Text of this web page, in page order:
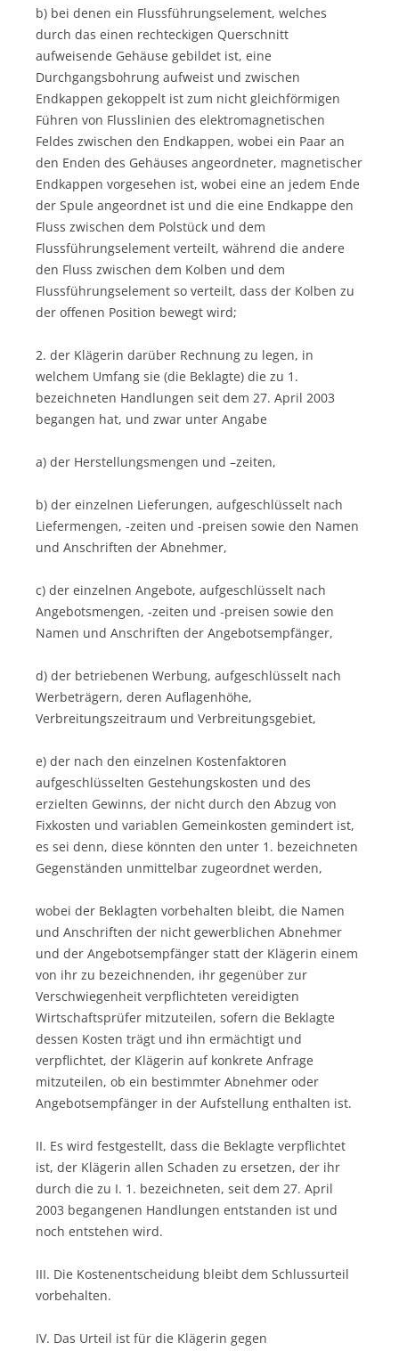
b) bei denen ein Flussführungselement, welches
durch das einen rechteckigen Querschnitt
aufweisende Gehäuse gebildet ist, eine
Durchgangsbohrung aufweist und zwischen
Endkappen gekoppelt ist zum nicht gleichförmigen
Führen von Flusslinien des elektromagnetischen
Feldes zwischen den Endkappen, wobei ein Paar an
den Enden des Gehäuses angeordneter, magnetischer
Endkappen vorgesehen ist, wobei eine an jedem Ende
der Spule angeordnet ist und die eine Endkappe den
Fluss zwischen dem Polstück und dem
Flussführungselement verteilt, während die andere
den Fluss zwischen dem Kolben und dem
Flussführungselement so verteilt, dass der Kolben zu
der offenen Position bewegt wird;
2. der Klägerin darüber Rechnung zu legen, in
welchem Umfang sie (die Beklagte) die zu 1.
bezeichneten Handlungen seit dem 27. April 2003
begangen hat, und zwar unter Angabe
a) der Herstellungsmengen und –zeiten,
b) der einzelnen Lieferungen, aufgeschlüsselt nach
Liefermengen, -zeiten und -preisen sowie den Namen
und Anschriften der Abnehmer,
c) der einzelnen Angebote, aufgeschlüsselt nach
Angebotsmengen, -zeiten und -preisen sowie den
Namen und Anschriften der Angebotsempfänger,
d) der betriebenen Werbung, aufgeschlüsselt nach
Werbeträgern, deren Auflagenhöhe,
Verbreitungszeitraum und Verbreitungsgebiet,
e) der nach den einzelnen Kostenfaktoren
aufgeschlüsselten Gestehungskosten und des
erzielten Gewinns, der nicht durch den Abzug von
Fixkosten und variablen Gemeinkosten gemindert ist,
es sei denn, diese könnten den unter 1. bezeichneten
Gegenständen unmittelbar zugeordnet werden,
wobei der Beklagten vorbehalten bleibt, die Namen
und Anschriften der nicht gewerblichen Abnehmer
und der Angebotsempfänger statt der Klägerin einem
von ihr zu bezeichnenden, ihr gegenüber zur
Verschwiegenheit verpflichteten vereidigten
Wirtschaftsprüfer mitzuteilen, sofern die Beklagte
dessen Kosten trägt und ihn ermächtigt und
verpflichtet, der Klägerin auf konkrete Anfrage
mitzuteilen, ob ein bestimmter Abnehmer oder
Angebotsempfänger in der Aufstellung enthalten ist.
II. Es wird festgestellt, dass die Beklagte verpflichtet
ist, der Klägerin allen Schaden zu ersetzen, der ihr
durch die zu I. 1. bezeichneten, seit dem 27. April
2003 begangenen Handlungen entstanden ist und
noch entstehen wird.
III. Die Kostenentscheidung bleibt dem Schlussurteil
vorbehalten.
IV. Das Urteil ist für die Klägerin gegen